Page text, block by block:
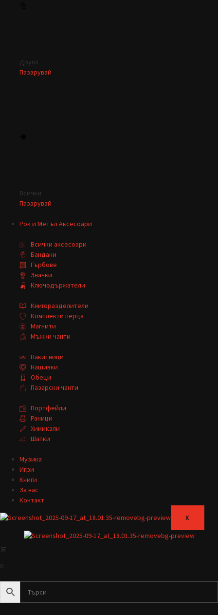
Други
Пазарувай
Всички
Пазарувай
Рок и Метъл Аксесоари
Всички аксесоари
Бандани
Гърбове
Значки
Ключодържатели
Книгоразделители
Комплекти перца
Магнити
Мъжки чанти
Накитници
Нашивки
Обеци
Пазарски чанти
Портфейли
Раници
Химикали
Шапки
Музика
Игри
Книги
За нас
Контакт
X
0